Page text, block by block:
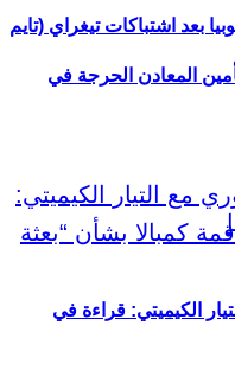
بعد اشتباكات تيغراي (تايم
المعادن الحرجة في
الكيميتي: قراءة في